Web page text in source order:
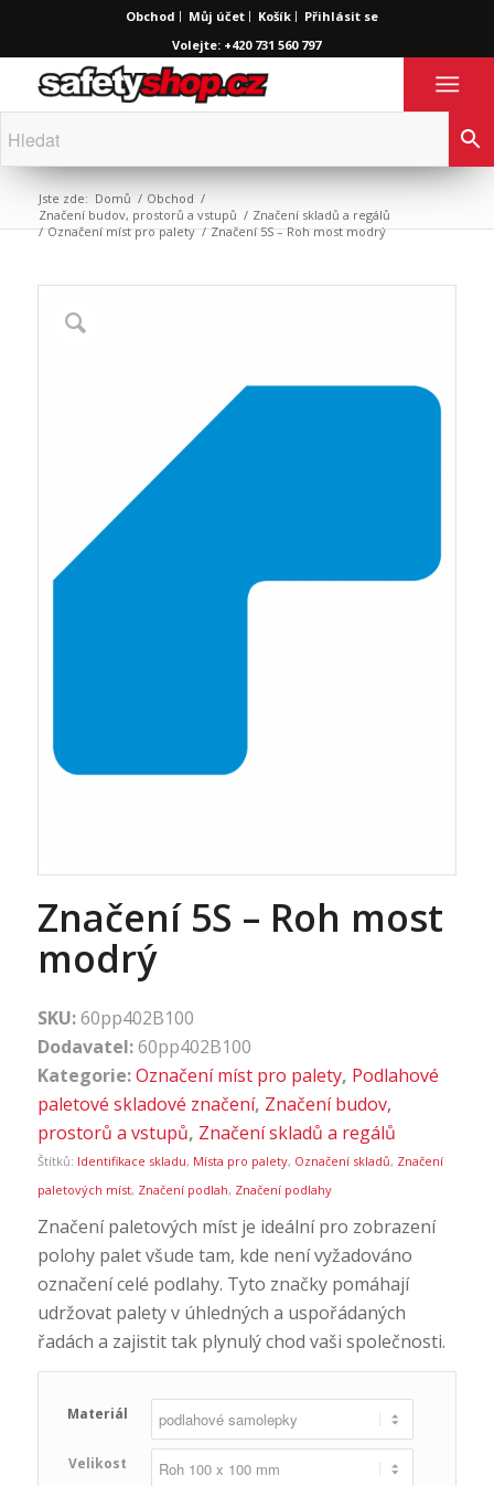
Obchod Můj účet Košík
Přihlásit se
Volejte: +420 731 560 797
Jste zde: Domů / Obchod /
Značení budov, prostorů a vstupů / Značení skladů a regálů
/ Označení míst pro palety / Značení 5S – Roh most modrý
Značení 5S – Roh most
modrý
SKU:60pp402B100
Dodavatel:60pp402B100
Kategorie:Označení míst pro palety, Podlahové
paletové skladové značení, Značení budov,
prostorů a vstupů, Značení skladů a regálů
Štítků: Identifikace skladu, Místa pro palety, Označení skladů, Značení
paletových míst, Značení podlah, Značení podlahy
Značení paletových míst je ideální pro zobrazení
polohy palet všude tam, kde není vyžadováno
označení celé podlahy. Tyto značky pomáhají
udržovat palety v úhledných a uspořádaných
řadách a zajistit tak plynulý chod vaši společnosti.
Materiál
Velikost